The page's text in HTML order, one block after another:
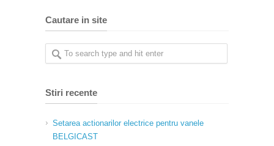
Cautare in site
Stiri recente
Setarea actionarilor electrice pentru vanele
BELGICAST